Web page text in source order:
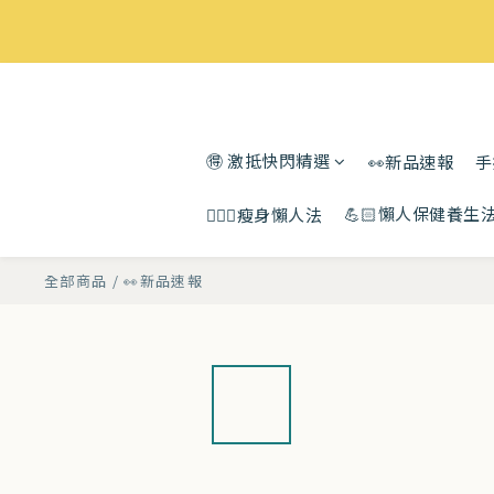
🉐 激抵快閃精選 👀新品速報
🧘🏻‍♀️瘦身懶人法 💪🏻懶人保健養生
全部商品 /👀新品速報